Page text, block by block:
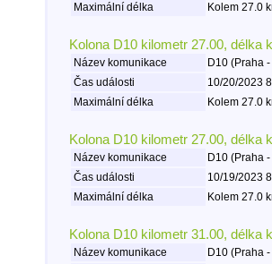
Maximální délka
Kolem 27.0
Kolona D10 kilometr 27.00, délka
Název komunikace
D10 (Praha
Čas události
10/20/2023
Maximální délka
Kolem 27.0
Kolona D10 kilometr 27.00, délka
Název komunikace
D10 (Praha
Čas události
10/19/2023
Maximální délka
Kolem 27.0
Kolona D10 kilometr 31.00, délka
Název komunikace
D10 (Praha